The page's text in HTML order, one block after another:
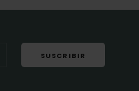
SUSCRIBIR